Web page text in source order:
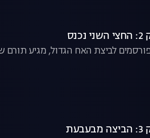
לביצת האח הגדול, מגיע